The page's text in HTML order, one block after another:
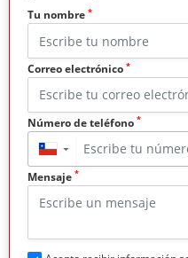
Tu nombre *
Correo electrónico *
Número de teléfono *
▼
Mensaje *